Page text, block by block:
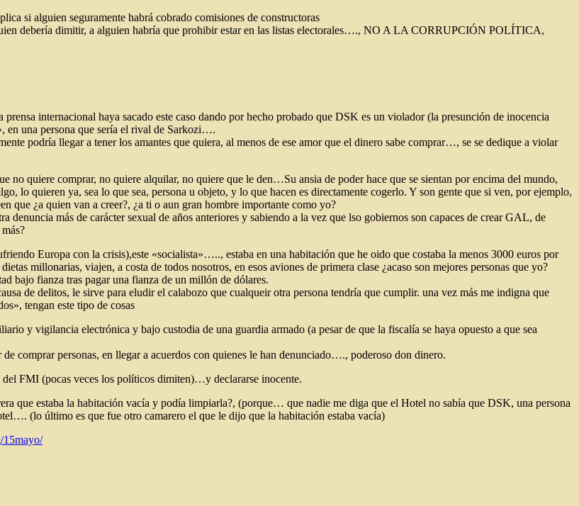
si alguien seguramente habrá cobrado comisiones de constructoras
debería dimitir, a alguien habría que prohibir estar en las listas electorales…., NO A LA CORRUPCIÓN POLÍTICA,
internacional haya sacado este caso dando por hecho probado que DSK es un violador (la presunción de inocencia
en una persona que sería el rival de Sarkozi….
podría llegar a tener los amantes que quiera, al menos de ese amor que el dinero sabe comprar…, se se dedique a violar
no quiere comprar, no quiere alquilar, no quiere que le den…Su ansia de poder hace que se sientan por encima del mundo,
lo quieren ya, sea lo que sea, persona u objeto, y lo que hacen es directamente cogerlo. Y son gente que si ven, por ejemplo,
que ¿a quien van a creer?, ¿a ti o aun gran hombre importante como yo?
más de carácter sexual de años anteriores y sabiendo a la vez que lso gobiernos son capaces de crear GAL, de
Europa con la crisis),este «socialista»….., estaba en una habitación que he oido que costaba la menos 3000 euros por
millonarias, viajen, a costa de todos nosotros, en esos aviones de primera clase ¿acaso son mejores personas que yo?
bajo fianza tras pagar una fianza de un millón de dólares.
de delitos, le sirve para eludir el calabozo que cualqueir otra persona tendría que cumplir. una vez más me indigna que
tengan este tipo de cosas
y vigilancia electrónica y bajo custodia de una guardia armado (a pesar de que la fiscalía se haya opuesto a que sea
comprar personas, en llegar a acuerdos con quienes le han denunciado…., poderoso don dinero.
FMI (pocas veces los políticos dimiten)…y declararse inocente.
que estaba la habitación vacía y podía limpiarla?, (porque… que nadie me diga que el Hotel no sabía que DSK, una persona
(lo último es que fue otro camarero el que le dijo que la habitación estaba vacía)
15mayo/